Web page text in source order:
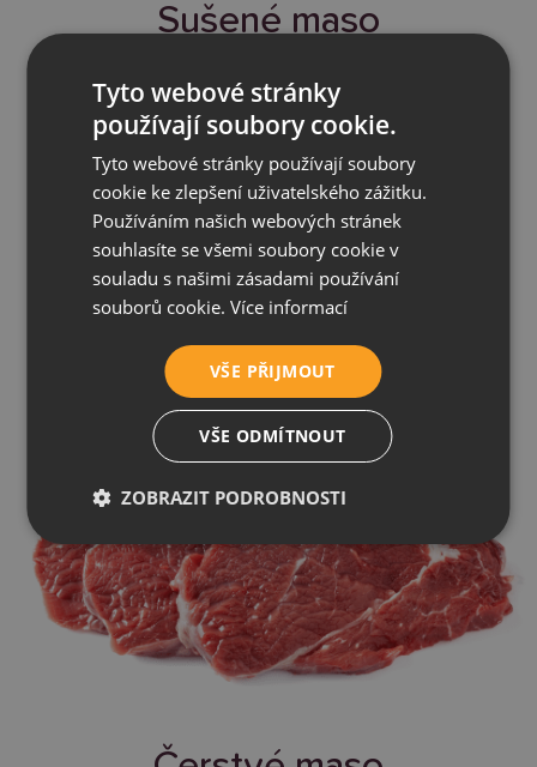
Sušené maso
V RawBarku NEnajdete!
Tyto webové stránky
používají soubory cookie.
Tyto webové stránky používají soubory
cookie ke zlepšení uživatelského zážitku.
Používáním našich webových stránek
souhlasíte se všemi soubory cookie v
souladu s našimi zásadami používání
souborů cookie.Více informací
VŠE PŘIJMOUT
VŠE ODMÍTNOUT
ZOBRAZIT PODROBNOSTI